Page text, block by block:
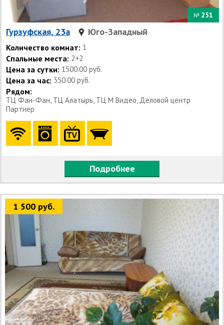
№ 251
Гурзуфская, 23а Юго-Западный
Количество комнат: 1
Спальные места: 2+2
Цена за сутки: 1500.00 руб.
Цена за час: 350.00 руб.
Рядом:
ТЦ Фан-Фан, ТЦ Алатырь, ТЦ М Видео, Деловой центр
Партнер
Подробнее
1 500 руб.